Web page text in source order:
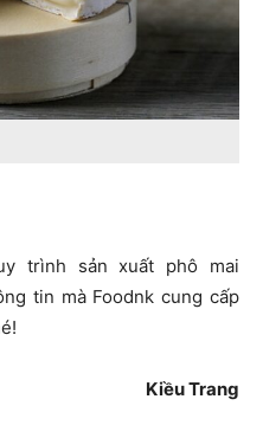
trình sản xuất phô mai
tin mà Foodnk cung cấp
Kiều Trang